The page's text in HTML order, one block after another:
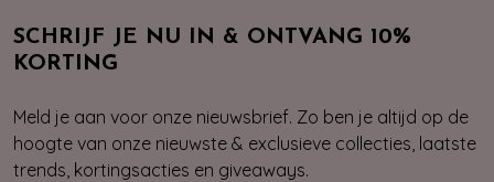
SCHRIJF JE NU IN & ONTVANG 10%
KORTING
Meld je aan voor onze nieuwsbrief. Zo ben je altijd op de
hoogte van onze nieuwste & exclusieve collecties, laatste
trends, kortingsacties en giveaways.